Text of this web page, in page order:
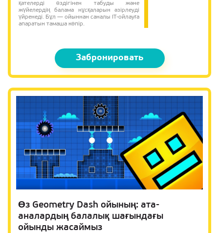
қателерді өздігінен табуды және
жүйелердің балама нұсқаларын әзірлеуді
үйренеді. Бұл — ойыннан саналы IT-ойлауға
апаратын тамаша көпір.
Забронировать
Өз Geometry Dash ойының: ата-
аналардың балалық шағындағы
ойынды жасаймыз